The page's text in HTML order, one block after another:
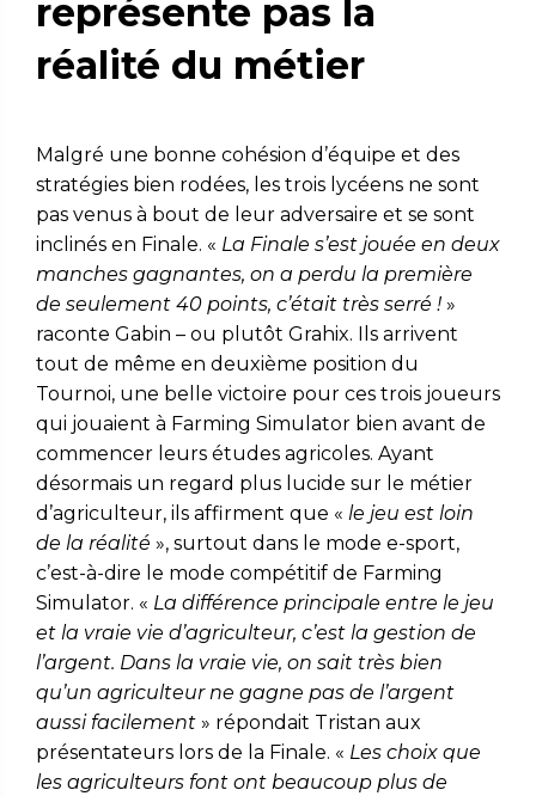
représente pas la
réalité du métier
Malgré une bonne cohésion d’équipe et des
stratégies bien rodées, les trois lycéens ne sont
pas venus à bout de leur adversaire et se sont
inclinés en Finale. « La Finale s’est jouée en deux
manches gagnantes, on a perdu la première
de seulement 40 points, c’était très serré ! »
raconte Gabin – ou plutôt Grahix. Ils arrivent
tout de même en deuxième position du
Tournoi, une belle victoire pour ces trois joueurs
qui jouaient à Farming Simulator bien avant de
commencer leurs études agricoles. Ayant
désormais un regard plus lucide sur le métier
d’agriculteur, ils affirment que « le jeu est loin
de la réalité », surtout dans le mode e-sport,
c’est-à-dire le mode compétitif de Farming
Simulator. « La différence principale entre le jeu
et la vraie vie d’agriculteur, c’est la gestion de
l’argent. Dans la vraie vie, on sait très bien
qu’un agriculteur ne gagne pas de l’argent
aussi facilement » répondait Tristan aux
présentateurs lors de la Finale. « Les choix que
les agriculteurs font ont beaucoup plus de